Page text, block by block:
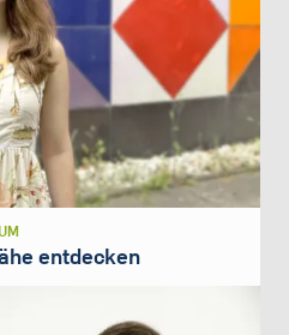
entdecken